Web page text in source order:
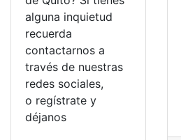
alguna inquietud
recuerda
contactarnos a
través de nuestras
redes sociales,
o regístrate y
déjanos